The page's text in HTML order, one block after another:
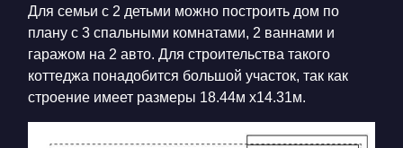
Для семьи с 2 детьми можно построить дом по
плану с 3 спальными комнатами, 2 ваннами и
гаражом на 2 авто. Для строительства такого
коттеджа понадобится большой участок, так как
строение имеет размеры 18.44м х14.31м.